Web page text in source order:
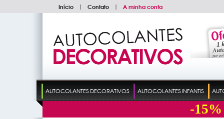
Início | Contato | A minha conta
AUTOCOLANTES DECORATIVOS AUTOCOLANTES INFANTIS
-15%